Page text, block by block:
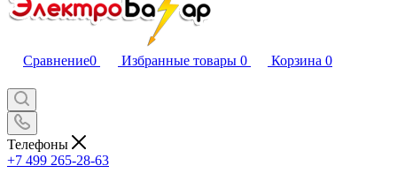
Сравнение0 Избранные товары 0 Корзина 0
Телефоны
+7 499 265-28-63